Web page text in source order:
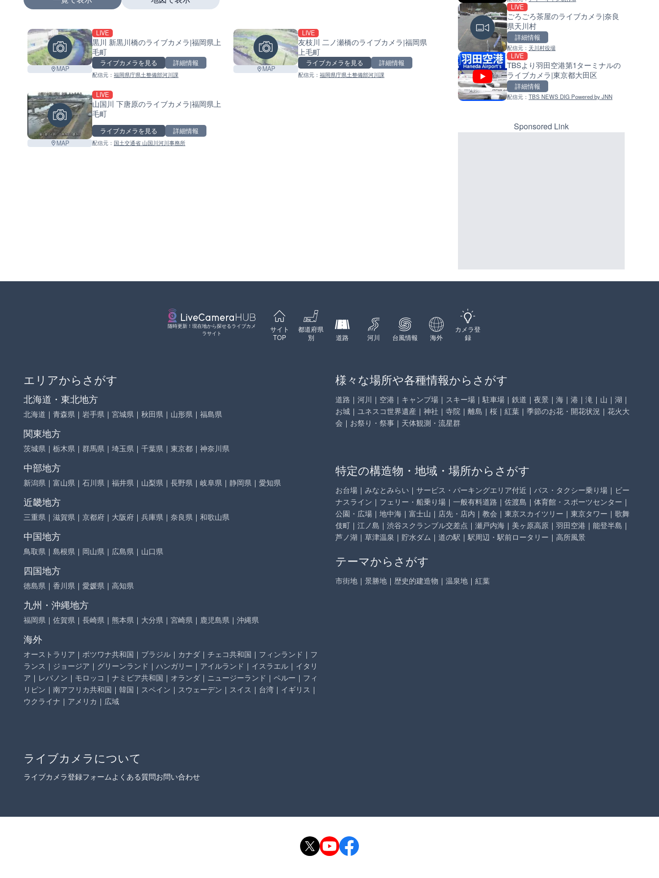
MAP
LIVE
黒川 新黒川橋のライブカメラ|福岡県上
毛町
ライブカメラを見る 詳細情報
配信元： 福岡県庁県土整備部河川課
MAP
LIVE
友枝川 二ノ瀬橋のライブカメラ|福岡県
上毛町
ライブカメラを見る 詳細情報
配信元： 福岡県庁県土整備部河川課
MAP
LIVE
山国川 下唐原のライブカメラ|福岡県上
毛町
ライブカメラを見る 詳細情報
配信元： 国土交通省 山国川河川事務所
+
−
マーカーをクリックするとラ
イブカメラの詳細が表示されま
LIVE
ごろごろ茶屋のライブカメラ|奈良
県天川村
詳細情報
配信元： 天川村役場
LIVE
TBSより羽田空港第1ターミナルの
ライブカメラ|東京都大田区
詳細情報
配信元： TBS NEWS DIG Powered by JNN
日本全国・緊急地震速報のラ
沖永良部島(知名町内)のライ
ラ|鹿児島県知名町
配信元：知名町
沖縄県那覇市
詳細情報
常呂川 鹿ノ子ダムのライブカ
天塩川 岩尾内ダムのライブカ
北海道士別市
配信元：国土交通省 北海道開発局
ラ|東京都品川区
詳細情報
Sponsored Link
随時更新！現在地から探せるライブカメ
ラサイト
サイト
TOP
都道府県
別
道路 河川 台風情報 海外
カメラ登
録
エリアからさがす
北海道・東北地方
北海道 ｜ 青森県 ｜ 岩手県 ｜ 宮城県 ｜ 秋田県 ｜ 山形県 ｜ 福島県
関東地方
茨城県 ｜ 栃木県 ｜ 群馬県 ｜ 埼玉県 ｜ 千葉県 ｜ 東京都 ｜ 神奈川県
中部地方
新潟県 ｜ 富山県 ｜ 石川県 ｜ 福井県 ｜ 山梨県 ｜ 長野県 ｜ 岐阜県 ｜ 静岡県 ｜ 愛知県
近畿地方
三重県 ｜ 滋賀県 ｜ 京都府 ｜ 大阪府 ｜ 兵庫県 ｜ 奈良県 ｜ 和歌山県
中国地方
鳥取県 ｜ 島根県 ｜ 岡山県 ｜ 広島県 ｜ 山口県
四国地方
徳島県 ｜ 香川県 ｜ 愛媛県 ｜ 高知県
九州・沖縄地方
福岡県 ｜ 佐賀県 ｜ 長崎県 ｜ 熊本県 ｜ 大分県 ｜ 宮崎県 ｜ 鹿児島県 ｜ 沖縄県
海外
オーストラリア ｜ ボツワナ共和国 ｜ ブラジル ｜ カナダ ｜ チェコ共和国 ｜ フィンランド ｜ フ
ランス ｜ ジョージア ｜ グリーンランド ｜ ハンガリー ｜ アイルランド ｜ イスラエル ｜ イタリ
ア ｜ レバノン ｜ モロッコ ｜ ナミビア共和国 ｜ オランダ ｜ ニュージーランド ｜ ペルー ｜ フィ
リピン ｜ 南アフリカ共和国 ｜ 韓国 ｜ スペイン ｜ スウェーデン ｜ スイス ｜ 台湾 ｜ イギリス ｜
ウクライナ ｜ アメリカ ｜ 広域
様々な場所や各種情報からさがす
道路 ｜ 河川 ｜ 空港 ｜ キャンプ場 ｜ スキー場 ｜ 駐車場 ｜ 鉄道 ｜ 夜景 ｜ 海 ｜ 港 ｜ 滝 ｜ 山 ｜ 湖 ｜
お城 ｜ ユネスコ世界遺産 ｜ 神社 ｜ 寺院 ｜ 離島 ｜ 桜 ｜ 紅葉 ｜ 季節のお花・開花状況 ｜ 花火大
会 ｜ お祭り・祭事 ｜ 天体観測・流星群
特定の構造物・地域・場所からさがす
お台場 ｜ みなとみらい ｜ サービス・パーキングエリア付近 ｜ バス・タクシー乗り場 ｜ ビー
ナスライン ｜ フェリー・船乗り場 ｜ 一般有料道路 ｜ 佐渡島 ｜ 体育館・スポーツセンター ｜
公園・広場 ｜ 地中海 ｜ 富士山 ｜ 店先・店内 ｜ 教会 ｜ 東京スカイツリー ｜ 東京タワー ｜ 歌舞
伎町 ｜ 江ノ島 ｜ 渋谷スクランブル交差点 ｜ 瀬戸内海 ｜ 美ヶ原高原 ｜ 羽田空港 ｜ 能登半島 ｜
芦ノ湖 ｜ 草津温泉 ｜ 貯水ダム ｜ 道の駅 ｜ 駅周辺・駅前ロータリー ｜ 高所風景
テーマからさがす
市街地 ｜ 景勝地 ｜ 歴史的建造物 ｜ 温泉地 ｜ 紅葉
ライブカメラについて
ライブカメラ登録フォームよくある質問お問い合わせ